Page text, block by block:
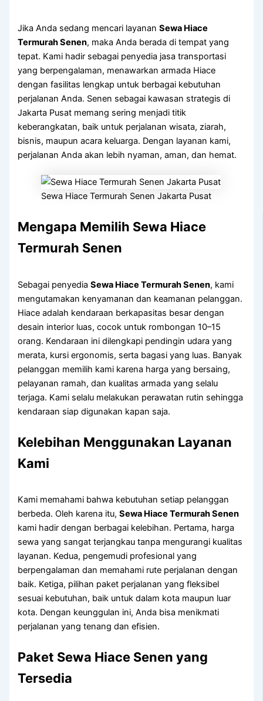
Jika Anda sedang mencari layananSewa Hiace
Termurah Senen, maka Anda berada di tempat yang
tepat. Kami hadir sebagai penyedia jasa transportasi
yang berpengalaman, menawarkan armada Hiace
dengan fasilitas lengkap untuk berbagai kebutuhan
perjalanan Anda. Senen sebagai kawasan strategis di
Jakarta Pusat memang sering menjadi titik
keberangkatan, baik untuk perjalanan wisata, ziarah,
bisnis, maupun acara keluarga. Dengan layanan kami,
perjalanan Anda akan lebih nyaman, aman, dan hemat.
Sewa Hiace Termurah Senen Jakarta Pusat
Mengapa Memilih Sewa Hiace
Termurah Senen
Sebagai penyediaSewa Hiace Termurah Senen, kami
mengutamakan kenyamanan dan keamanan pelanggan.
Hiace adalah kendaraan berkapasitas besar dengan
desain interior luas, cocok untuk rombongan 10–15
orang. Kendaraan ini dilengkapi pendingin udara yang
merata, kursi ergonomis, serta bagasi yang luas. Banyak
pelanggan memilih kami karena harga yang bersaing,
pelayanan ramah, dan kualitas armada yang selalu
terjaga. Kami selalu melakukan perawatan rutin sehingga
kendaraan siap digunakan kapan saja.
Kelebihan Menggunakan Layanan
Kami
Kami memahami bahwa kebutuhan setiap pelanggan
berbeda. Oleh karena itu,Sewa Hiace Termurah Senen
kami hadir dengan berbagai kelebihan. Pertama, harga
sewa yang sangat terjangkau tanpa mengurangi kualitas
layanan. Kedua, pengemudi profesional yang
berpengalaman dan memahami rute perjalanan dengan
baik. Ketiga, pilihan paket perjalanan yang fleksibel
sesuai kebutuhan, baik untuk dalam kota maupun luar
kota. Dengan keunggulan ini, Anda bisa menikmati
perjalanan yang tenang dan efisien.
Paket Sewa Hiace Senen yang
Tersedia